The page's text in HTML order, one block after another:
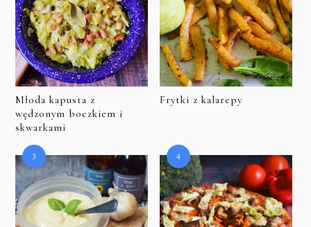
Młoda kapusta z
wędzonym boczkiem i
skwarkami
Frytki z kalarepy